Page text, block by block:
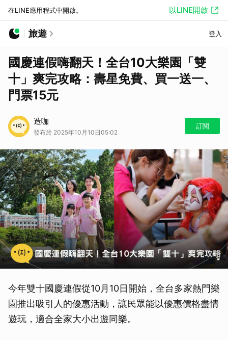
在LINE應用程式中開啟。 以LINE開啟
旅遊 登入
國慶連假嗨翻天！全台10大樂園「雙
十」爽完攻略：壽星免費、買一送一、
門票15元
造咖
發布於 2025年10月10日05:02
訂閱
今年雙十國慶連假從10月10日開始，全台多家熱門樂
園推出吸引人的優惠活動，讓民眾能以優惠價格盡情
遊玩，適合全家大小出遊同樂。